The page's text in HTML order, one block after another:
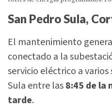
San Pedro Sula,
El mantenimiento
conectado a la
servicio eléctrico a varios
Sula entre las8:45 de la
tarde.